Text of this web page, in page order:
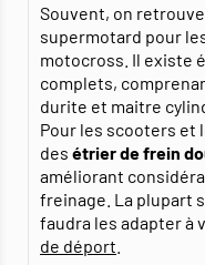
Souvent, on
supermotard pour
motocross. Il existe
complets,
durite et maitre
Pour les scooters et
des étrier de frein
améliorant
freinage. La plupart
faudra les adapter à
de déport